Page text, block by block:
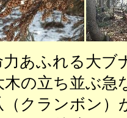
あふれる大ブ
木の立ち並ぶ急
（クランボン